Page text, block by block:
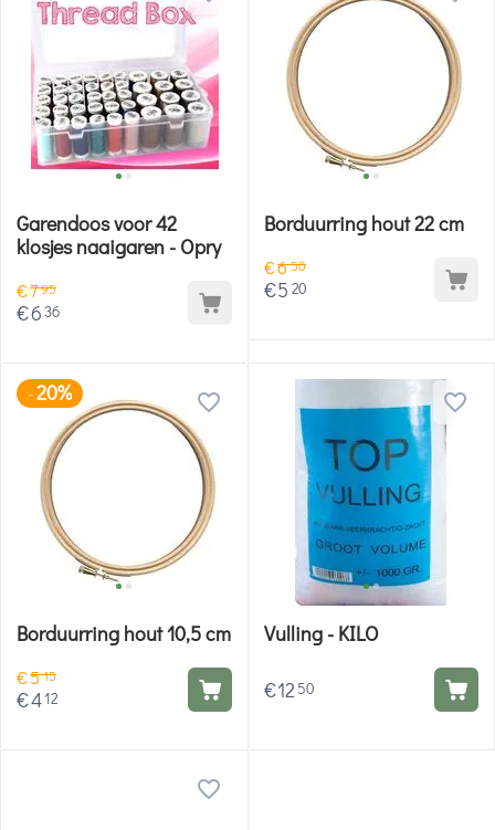
Garendoos voor 42
klosjes naaigaren - Opry
€795
€6 36
Borduurring hout 22 cm
€650
€5 20
-20%
Borduurring hout 10,5 cm
€515
€412
Vulling - KILO
€12 50